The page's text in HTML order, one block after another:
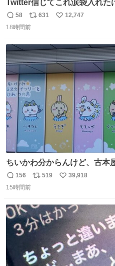
Twitter信じてこれ涙袋入れ
う…
返
信
58
リ
ポ
ト
数
631
い
数
12,747
18時間前
ちいかわ分からんけど、古本
のはどういうこと？
返
信
156
リ
ト
数
519
い
数
39,918
15時間前